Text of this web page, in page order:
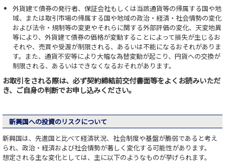
外貨建て債券の発行者、保証会社もしくは当該通貨等の帰属する国や地
域、または取引市場の帰属する国や地域の政治・経済・社会情勢の変化
および法令・規制等の変更やそれらに関する外部評価の変化、天変地異
等により、外貨建て債券の価格が変動することによって損失が生じるお
それや、売買や受渡が制限される、あるいは不能になるおそれがありま
す。また、通貨不安等により大幅な為替変動が起こり、円貨への交換が
制限される、あるいはできなくなるおそれがあります。
お取引をされる際は、必ず契約締結前交付書面等をよくお読みいただ
き、ご自身の判断でお申し込みください。
新興国への投資のリスクについて
新興国は、先進国と比べて経済状況、社会制度や基盤が脆弱であると考え
られ、政治・経済および社会情勢が著しく変化する可能性があります。
想定される主な変化としては、主に以下のようなものが挙げられます。